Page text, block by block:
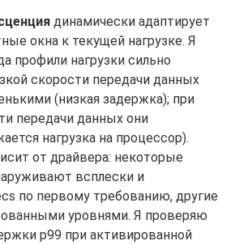
динамически адаптирует
окна к текущей нагрузке. Я
профили нагрузки сильно
скорости передачи данных
(низкая задержка); при
передачи данных они
нагрузка на процессор).
от драйвера: некоторые
всплески и
по первому требованию, другие
уровнями. Я проверяю
p99 при активированной